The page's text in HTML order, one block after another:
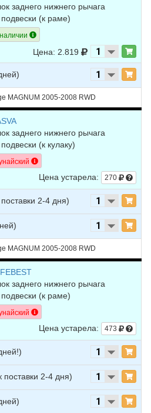
2007 V8 5.7L - (300С)
2007
2006 V6 2.7L - (300С)
V6 3.5L - (300С)
2006 V8 5.7L - (300С)
2006 V8 6.1L - (300С)
2005 V6 3.5L - (300С)
2005
2005 V8 6.1L - (300С)
V6 2.7L
2008 V8 5.7L
2007 V6 2.7L
2007
2007 V8 5.7L
V6 2.7L
2006 V6 3.5L
V8 5.7L
заднего нижнего рычага
(к раме)
Цена: 2.819
MAGNUM 2005-2008 RWD
заднего нижнего рычага
(к кулаку)
Цена устарела: 270
2-4 дня)
MAGNUM 2005-2008 RWD
заднего нижнего рычага
(к раме)
Цена устарела: 473
поставки 2-4 дня)